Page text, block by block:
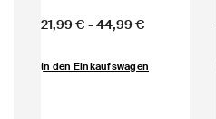
Price:
21,99 € -44,99 €
In den Einkaufswagen